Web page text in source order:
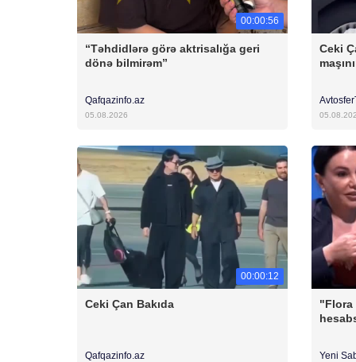
00:00:56
“Təhdidlərə görə aktrisalığa geri
dönə bilmirəm”
Qafqazinfo.az
05.08.2026
Ceki
00:00:12
Ceki Çan Bakıda
Qafqazinfo.az
"Flora
Yeni